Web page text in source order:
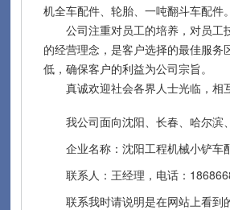
机全车配件、轮胎、一吨翻斗车配件。
公司注重对员工的培养，对员工
的经营理念，是客户选择的最佳服
低，确保客户的利益为公司宗旨。
真诚欢迎社会各界人士光临，相互
我公司面向沈阳、长春、哈尔滨
企业名称：沈阳工程机械小铲车
联系人：王经理，电话：
联系我时请说明是在网站上看到